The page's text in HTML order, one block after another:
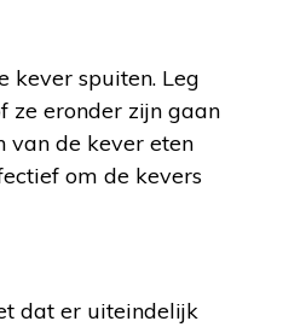
kever spuiten. Leg
ze eronder zijn gaan
van de kever eten
om de kevers
dat er uiteindelijk